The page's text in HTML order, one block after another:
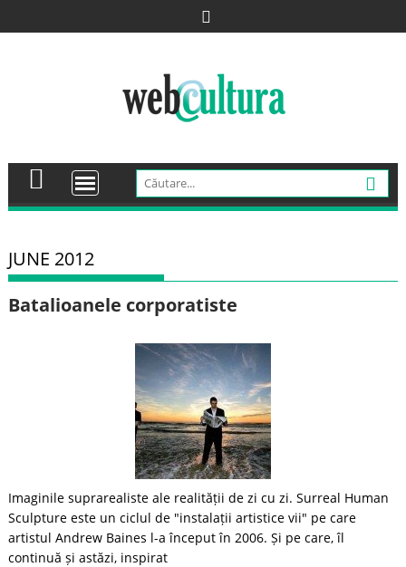
to
JUNE 2012
Batalioanele corporatiste
Imaginile suprarealiste ale realității de zi cu zi. Surreal Human
Sculpture este un ciclul de "instalații artistice vii" pe care
artistul Andrew Baines l-a început în 2006. Și pe care, îl
continuă și astăzi, inspirat